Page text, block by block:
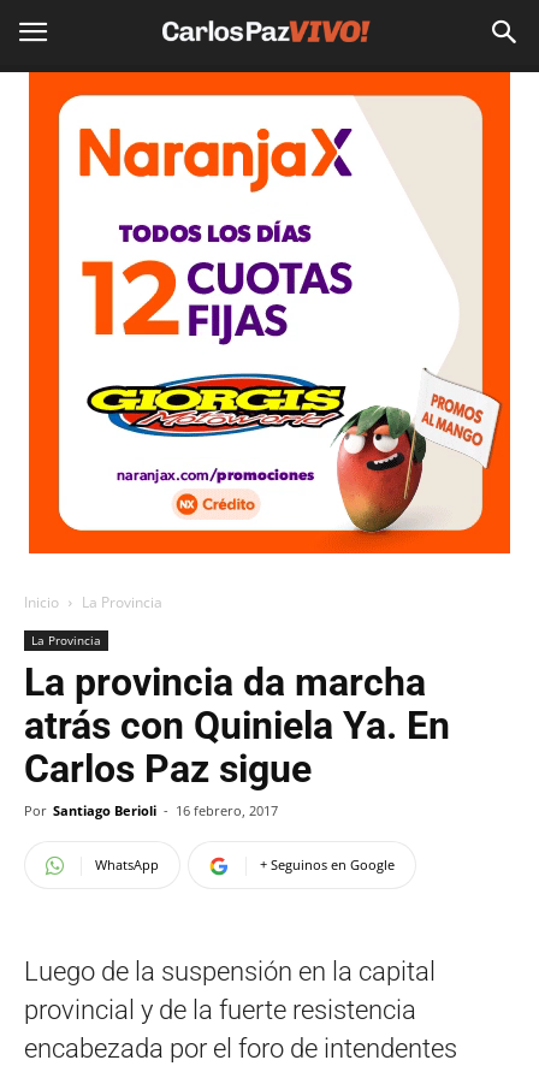
Inicio La Provincia
La Provincia
La provincia da marcha
atrás con Quiniela Ya. En
Carlos Paz sigue
Por Santiago Berioli - 16 febrero, 2017
WhatsApp + Seguinos en Google
Luego de la suspensión en la capital
provincial y de la fuerte resistencia
encabezada por el foro de intendentes